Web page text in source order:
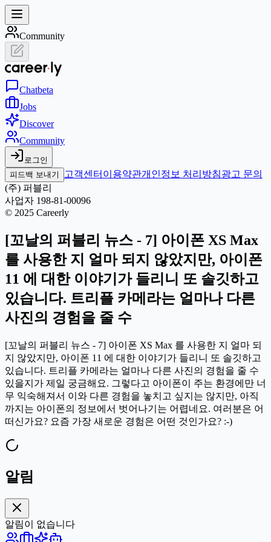
Community
Chatbeta
Jobs
Discover
Community
로그인
피드백 보내기
고객센터 이용약관개인정보 처리방침광고 문의
(주) 퍼블리
사업자 198-81-00096
© 2025 Careerly
[꼬날의 퍼블리 뉴스 - 7] 아이폰 XS Max
를 사용한 지 얼마 되지 않았지만, 아이폰
11 에 대한 이야기가 들리니 또 솔깃하고
있습니다. 트리플 카메라는 얼마나 다른
사진의 경험을 줄 수
[꼬날의 퍼블리 뉴스 - 7] 아이폰 XS Max 를 사용한 지 얼마 되
지 않았지만, 아이폰 11 에 대한 이야기가 들리니 또 솔깃하고
있습니다. 트리플 카메라는 얼마나 다른 사진의 경험을 줄 수
있을지가 제일 궁금해요. 그렇다고 아이폰이 주는 환경에만 너
무 익숙해져서 이와 다른 경험을 놓치고 싶지는 않지만, 아직
까지는 아이폰의 정보에서 벗어나기는 어렵네요. 여러분은 어
떠신가요? 요즘 가장 새로운 경험은 어떤 것인가요? :-)
알림
알림이 없습니다